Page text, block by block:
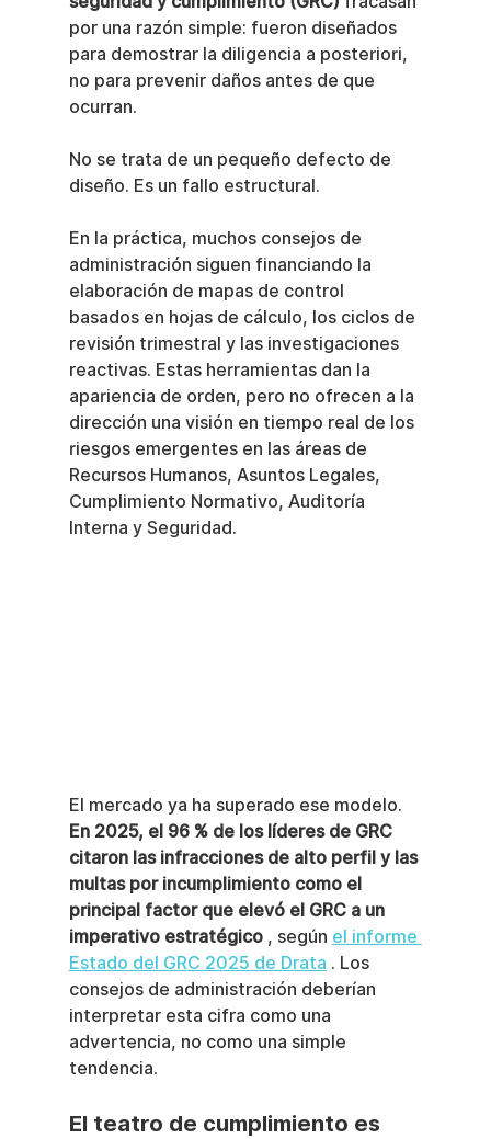
por una razón simple: fueron diseñados
para demostrar la diligencia a posteriori,
no para prevenir daños antes de que
ocurran.
No se trata de un pequeño defecto de
diseño. Es un fallo estructural.
En la práctica, muchos consejos de
administración siguen financiando la
elaboración de mapas de control
basados en hojas de cálculo, los ciclos de
revisión trimestral y las investigaciones
reactivas. Estas herramientas dan la
apariencia de orden, pero no ofrecen a la
dirección una visión en tiempo real de los
riesgos emergentes en las áreas de
Recursos Humanos, Asuntos Legales,
Cumplimiento Normativo, Auditoría
Interna y Seguridad.
El mercado ya ha superado ese modelo.
En 2025, el 96 % de los líderes de GRC
citaron las infracciones de alto perfil y las
multas por incumplimiento como el
principal factor que elevó el GRC a un
imperativo estratégico , según el informe
Estado del GRC 2025 de Drata . Los
consejos de administración deberían
interpretar esta cifra como una
advertencia, no como una simple
tendencia.
El teatro de cumplimiento es